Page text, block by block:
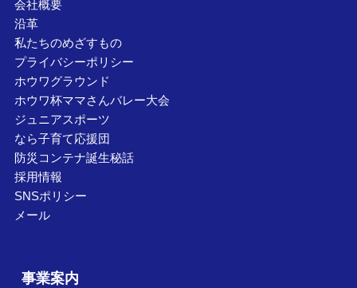
会社概要
沿革
私たちのめざすもの
プライバシーポリシー
ホウワグラウンド
ホウワ杯ママさんバレー大会
ジュニアスポーツ
なら子育て応援団
防災コンテナ誕生秘話
採用情報
SNSポリシー
メール
事業案内